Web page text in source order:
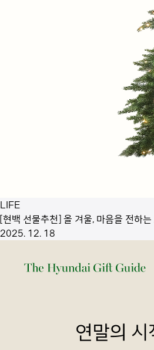
LIFE
[현백 선물추천] 올 겨울, 마음을 전하
2025. 12. 18